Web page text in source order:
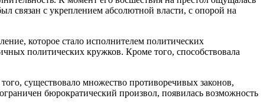
связан с укреплением абсолютной власти, с опорой на
которое стало исполнителем политических
политических кружков. Кроме того, способствовала
существовало множество противоречивых законов,
бюрократический произвол, появилась возможность